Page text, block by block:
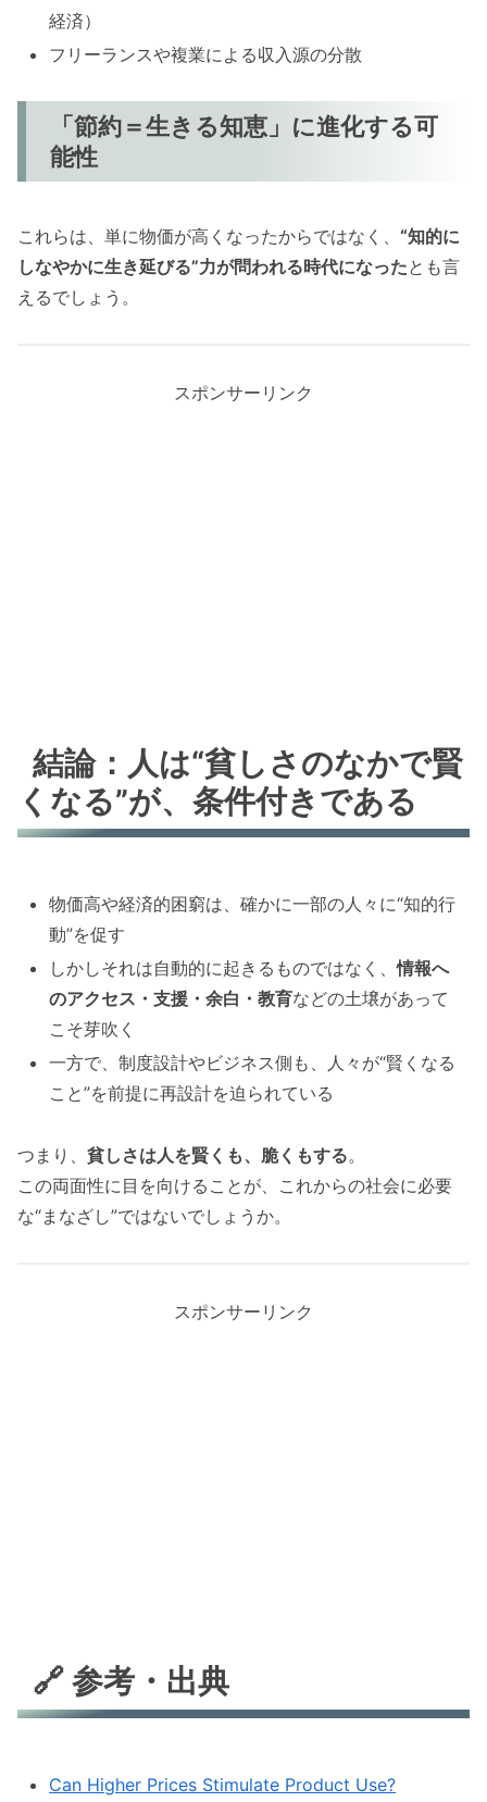
経済）
フリーランスや複業による収入源の分散
「節約＝生きる知恵」に進化する可
能性
これらは、単に物価が高くなったからではなく、 “知的に
しなやかに生き延びる”力が問われる時代になったとも言
えるでしょう。
スポンサーリンク
結論：人は“貧しさのなかで賢
くなる”が、条件付きである
物価高や経済的困窮は、確かに一部の人々に“知的行
動”を促す
しかしそれは自動的に起きるものではなく、情報へ
のアクセス・支援・余白・教育などの土壌があって
こそ芽吹く
一方で、制度設計やビジネス側も、人々が“賢くなる
こと”を前提に再設計を迫られている
つまり、 貧しさは人を賢くも、脆くもする。
この両面性に目を向けることが、これからの社会に必要
な“まなざし”ではないでしょうか。
スポンサーリンク
🔗 参考・出典
Can Higher Prices Stimulate Product Use?